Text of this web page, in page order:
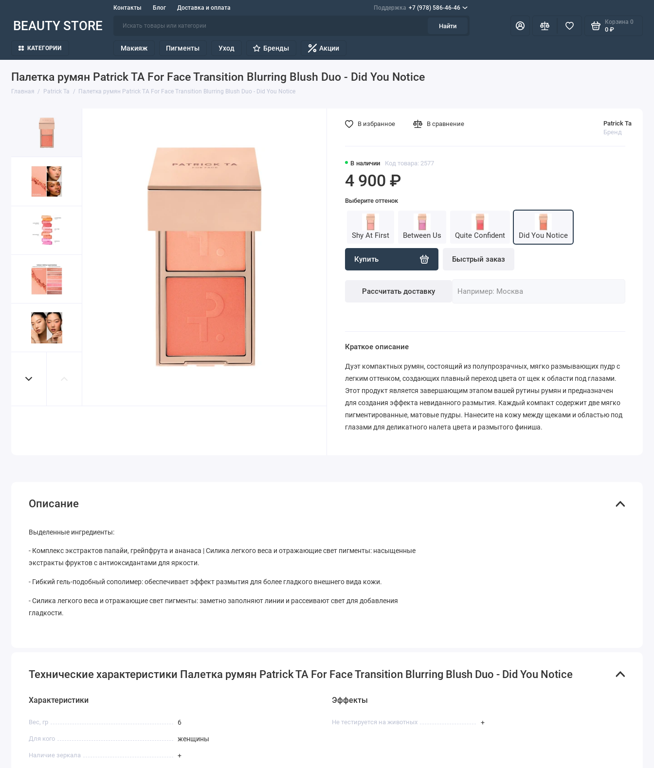
Контакты Блог Доставка и оплата Поддержка +7 (978) 586-46-46
BEAUTY STORE Найти
Корзина 0
0 ₽
КАТЕГОРИИ Макияж Пигменты Уход Бренды Акции
Палетка румян Patrick TA For Face Transition Blurring Blush Duo - Did You Notice
Главная Patrick Ta Палетка румян Patrick TA For Face Transition Blurring Blush Duo - Did You Notice
В наличии Код товара: 2577
Patrick Ta
Бренд
4 900 ₽
Выберите оттенок
Shy At First Between Us Quite Confident Did You Notice
Купить Быстрый заказ
Рассчитать доставку
В избранное В сравнение
Краткое описание
Дуэт компактных румян, состоящий из полупрозрачных, мягко размывающих пудр с
легким оттенком, создающих плавный переход цвета от щек к области под глазами.
Этот продукт является завершающим этапом вашей рутины румян и предназначен
для создания эффекта невиданного размытия. Каждый компакт содержит две мягко
пигментированные, матовые пудры. Нанесите на кожу между щеками и областью под
глазами для деликатного налета цвета и размытого финиша.
Описание
Выделенные ингредиенты:
- Комплекс экстрактов папайи, грейпфрута и ананаса | Силика легкого веса и отражающие свет пигменты: насыщенные
экстракты фруктов с антиоксидантами для яркости.
- Гибкий гель-подобный сополимер: обеспечивает эффект размытия для более гладкого внешнего вида кожи.
- Силика легкого веса и отражающие свет пигменты: заметно заполняют линии и рассеивают свет для добавления
гладкости.
Технические характеристики Палетка румян Patrick TA For Face Transition Blurring Blush Duo - Did You Notice
Характеристики
Вес, гр 6
Для кого женщины
Наличие зеркала +
Эффекты
Не тестируется на животных +